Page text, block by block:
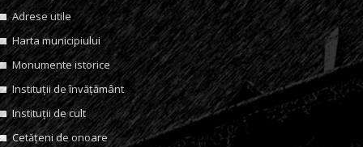
Adrese utile
Harta municipiului
Monumente istorice
Instituții de învățământ
Instituții de cult
Cetățeni de onoare